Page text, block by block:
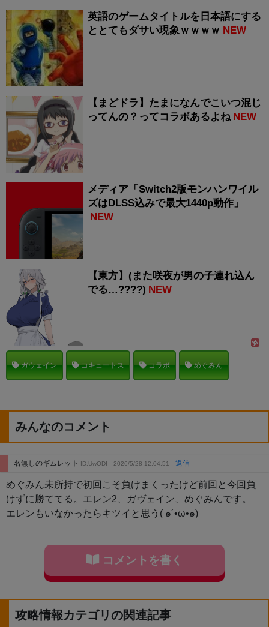
英語のゲームタイトルを日本語にする
ととてもダサい現象ｗｗｗｗ NEW
【まどドラ】たまになんでこいつ混じ
ってんの？ってコラボあるよね NEW
メディア「Switch2版モンハンワイル
ズはDLSS込みで最大1440p動作」
NEW
【東方】(また咲夜が男の子連れ込ん
でる…????) NEW
ガウェイン コキュートス コラボ めぐみん
みんなのコメント
名無しのギムレット ID:UwODI 2026/5/28 12:04:51 返信
めぐみん未所持で初回こそ負けまくったけど前回と今回負
けずに勝ててる。エレン2、ガヴェイン、めぐみんです。
エレンもいなかったらキツイと思う( ๑´•ω•๑)
コメントを書く
攻略情報カテゴリの関連記事